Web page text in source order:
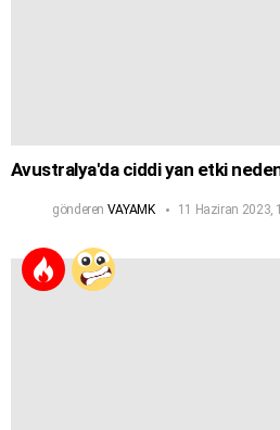
Avustralya'da ciddi yan etki
gönderen VAYAMK 11 Haziran 2023,